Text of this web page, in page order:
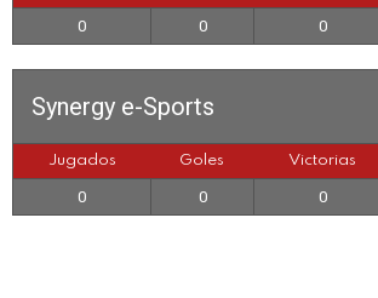
0 0 0
Synergy e-Sports
Jugados Goles Victorias
0 0 0